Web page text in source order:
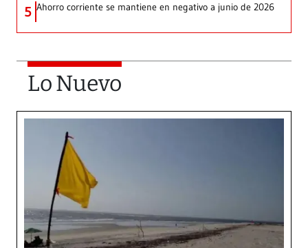
5 Ahorro corriente se mantiene en negativo a junio de 2026
Lo Nuevo